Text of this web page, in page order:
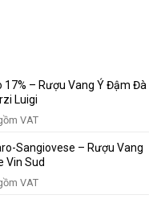
– Rượu Vang Ý Đậm Đà
Luigi
VNĐ.
VAT
Sangiovese – Rượu Vang
Vin Sud
VAT